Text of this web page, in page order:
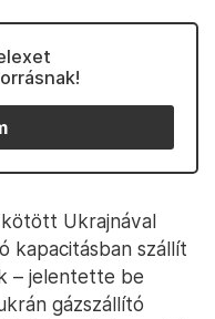
Ukrajnával
kapacitásban szállít
– jelentette be
gázszállító